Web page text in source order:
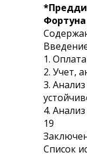
Фортуна
1.
2. Учет,
3.
4.
19
Список